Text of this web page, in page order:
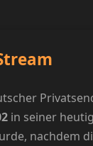
in seiner
nachdem